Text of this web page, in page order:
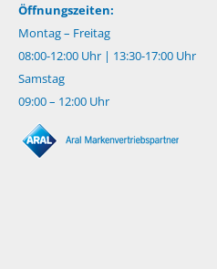
Öffnungszeiten:
Montag – Freitag
08:00-12:00 Uhr | 13:30-17:00 Uhr
Samstag
09:00 – 12:00 Uhr